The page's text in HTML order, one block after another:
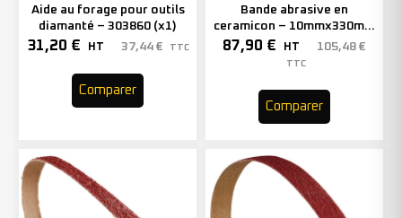
Aide au forage pour outils
diamanté – 303860 (x1)
31,20 € HT 37,44 € TTC
Comparer
Bande abrasive en
ceramicon – 10mmx330mm
– Grain 40 – 333001 (x50)
87,90 € HT 105,48 €
TTC
Comparer